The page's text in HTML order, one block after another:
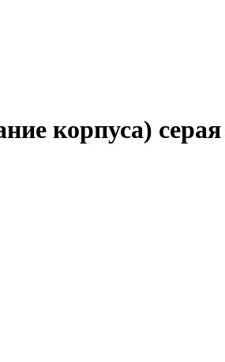
корпуса)